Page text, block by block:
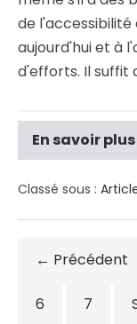
de
aujourd'hui et à
d'efforts. Il suffit
En savoir plus
Classé sous :
← Précédent
6 7